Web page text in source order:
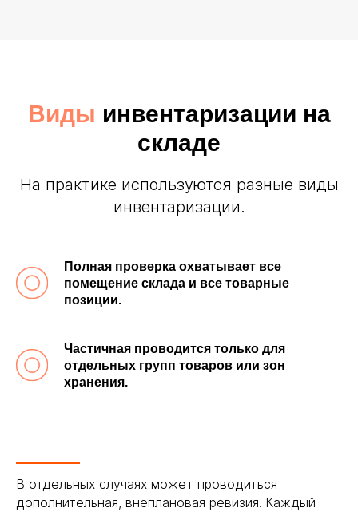
Виды инвентаризации на
складе
На практике используются разные виды
инвентаризации.
Полная проверка охватывает все
помещение склада и все товарные
позиции.
Частичная проводится только для
отдельных групп товаров или зон
хранения.
В отдельных случаях может проводиться
дополнительная, внеплановая ревизия. Каждый